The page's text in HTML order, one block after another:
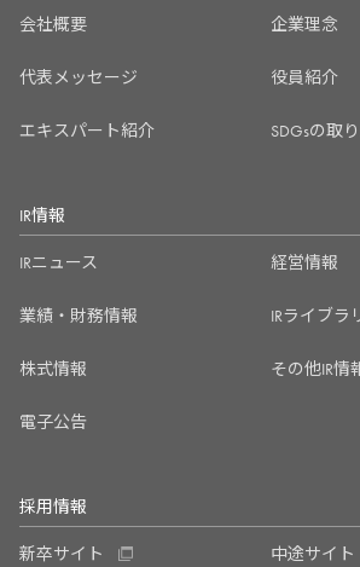
会社概要 企業理念
代表メッセージ 役員紹介
エキスパート紹介 SDGsの取
IR情報
IRニュース 経営情報
業績・財務情報 IRライブラ
株式情報 その他IR情
電子公告
採用情報
新卒サイト 中途サイト